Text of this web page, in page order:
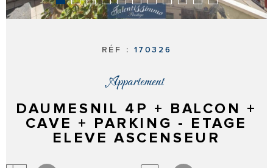
RÉF : 170326
Appartement
DAUMESNIL 4P + BALCON +
CAVE + PARKING - ETAGE
ELEVE ASCENSEUR